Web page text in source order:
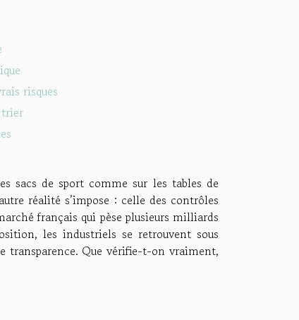
risques
sacs de sport comme sur les tables de
réalité s’impose : celle des contrôles
français qui pèse plusieurs milliards
les industriels se retrouvent sous
transparence. Que vérifie-t-on vraiment,